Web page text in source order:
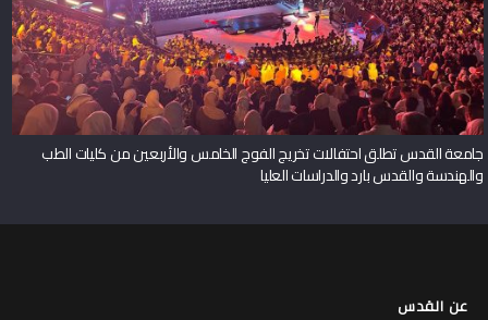
جامعة القدس تطلق احتفالات تخريج الفوج الخامس والأربعين من كليات الطب
والهندسة والقدس بارد والدراسات العليا
عن القدس